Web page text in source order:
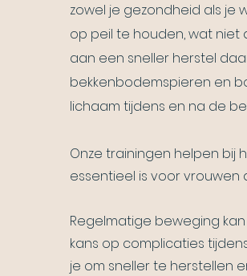
zowel je gezondheid als je
op peil te houden, wat
aan een sneller herstel
bekkenbodemspieren en
lichaam tijdens en na de
Onze trainingen helpen bij
essentieel is voor
Regelmatige beweging
kans op complicaties
je om sneller te herstellen